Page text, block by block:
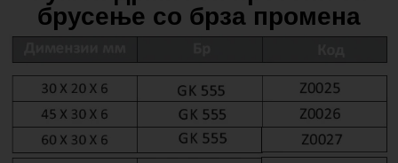
брусење со брза промена